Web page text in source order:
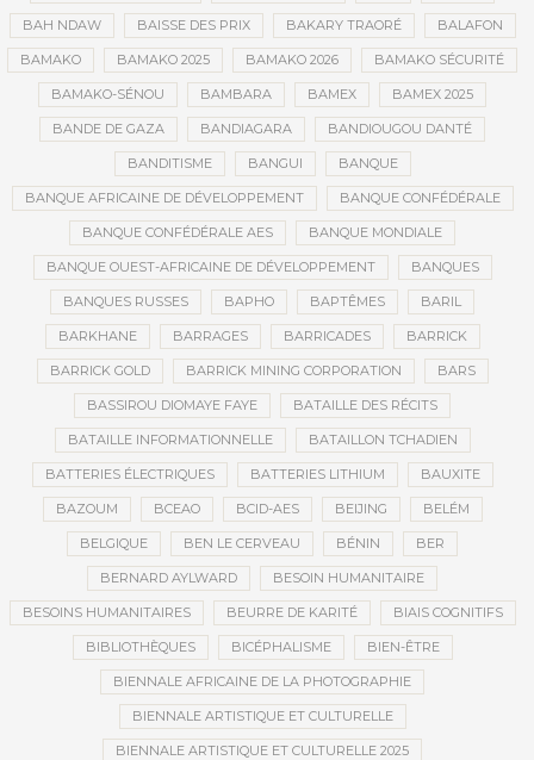
BAH NDAW BAISSE DES PRIX BAKARY TRAORÉ BALAFON
BAMAKO BAMAKO 2025 BAMAKO 2026 BAMAKO SÉCURITÉ
BAMAKO-SÉNOU BAMBARA BAMEX BAMEX 2025
BANDE DE GAZA BANDIAGARA BANDIOUGOU DANTÉ
BANDITISME BANGUI BANQUE
BANQUE AFRICAINE DE DÉVELOPPEMENT BANQUE CONFÉDÉRALE
BANQUE CONFÉDÉRALE AES BANQUE MONDIALE
BANQUE OUEST-AFRICAINE DE DÉVELOPPEMENT BANQUES
BANQUES RUSSES BAPHO BAPTÊMES BARIL
BARKHANE BARRAGES BARRICADES BARRICK
BARRICK GOLD BARRICK MINING CORPORATION BARS
BASSIROU DIOMAYE FAYE BATAILLE DES RÉCITS
BATAILLE INFORMATIONNELLE BATAILLON TCHADIEN
BATTERIES ÉLECTRIQUES BATTERIES LITHIUM BAUXITE
BAZOUM BCEAO BCID-AES BEIJING BELÉM
BELGIQUE BEN LE CERVEAU BÉNIN BER
BERNARD AYLWARD BESOIN HUMANITAIRE
BESOINS HUMANITAIRES BEURRE DE KARITÉ BIAIS COGNITIFS
BIBLIOTHÈQUES BICÉPHALISME BIEN-ÊTRE
BIENNALE AFRICAINE DE LA PHOTOGRAPHIE
BIENNALE ARTISTIQUE ET CULTURELLE
BIENNALE ARTISTIQUE ET CULTURELLE 2025